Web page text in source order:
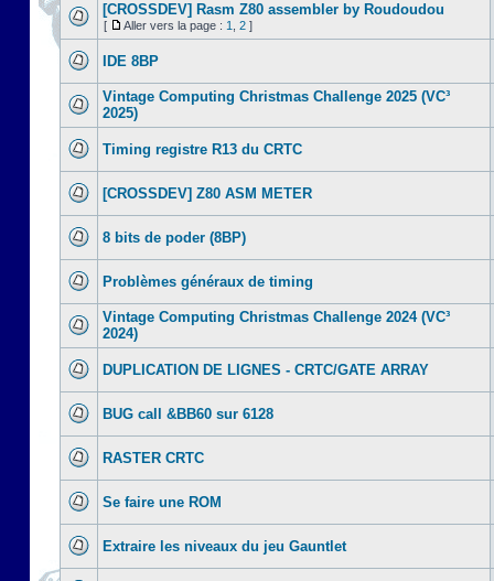
[CROSSDEV] Rasm Z80 assembler by Roudoudou
[ Aller vers la page : 1 2 ]
IDE 8BP
Vintage Computing Christmas Challenge 2025 (VC³
2025)
Timing registre R13 du CRTC
[CROSSDEV] Z80 ASM METER
8 bits de poder (8BP)
Problèmes généraux de timing
Vintage Computing Christmas Challenge 2024 (VC³
2024)
DUPLICATION DE LIGNES - CRTC/GATE ARRAY
BUG call &BB60 sur 6128
RASTER CRTC
Se faire une ROM
Extraire les niveaux du jeu Gauntlet